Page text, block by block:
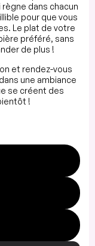
règne dans chacun
pour que vous
Le plat de votre
préféré, sans
de plus !
et rendez-vous
une ambiance
se créent des
!